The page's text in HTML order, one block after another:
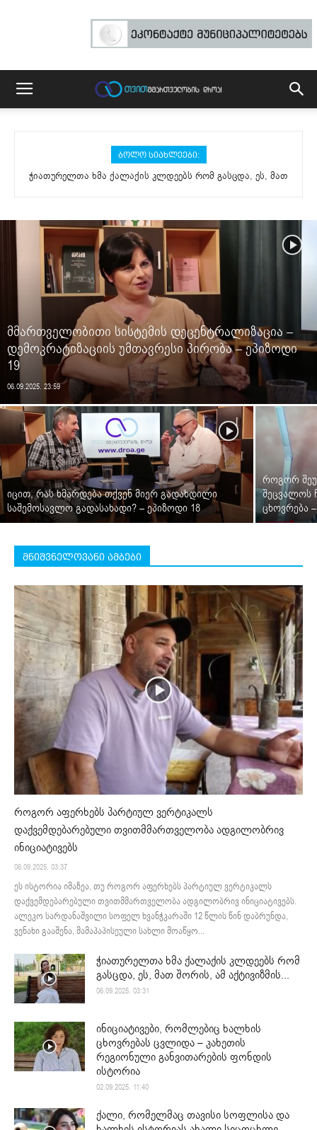
ᲑᲝᲚᲝ ᲡᲘᲐᲮᲚᲔᲔᲑᲘ:
ჭიათურელთა ხმა ქალაქის კლდეებს რომ გასცდა, ეს, მათ
ედენა – სოციალური საწარმო, რომელმაც ონს ახალი სიცოცხლე
მმართველობითი სისტემის დეცენტრალიზაცია –
დემოკრატიზაციის უმთავრესი პირობა – ეპიზოდი
19
06.09.2025. 23:59
იცით, რას ხმარდება თქვენ მიერ გადახდილი
საშემოსავლო გადასახადი? – ეპიზოდი 18
როგორ
შეცვალოს
ცხოვრება
მნიშვნელოვანი ამბები
როგორ აფერხებს პარტიულ ვერტიკალს
დაქვემდებარებული თვითმმართველობა ადგილობრივ
ინიციატივებს
06.09.2025. 03:37
ეს ისტორია იმაზეა, თუ როგორ აფერხებს პარტიულ ვერტიკალს
დაქვემდებარებული თვითმმართველობა ადგილობრივ ინიციატივებს.
ალეკო სარდანაშვილი სოფელ ხვანჭკარაში 12 წლის წინ დაბრუნდა,
ვენახი გააშენა, მამაპაპისეული სახლი მოაწყო...
ჭიათურელთა ხმა ქალაქის კლდეებს რომ
გასცდა, ეს, მათ შორის, ამ აქტივიზმის...
06.09.2025. 03:31
ინიციატივები, რომლებიც ხალხის
ცხოვრებას ცვლიდა – კახეთის
რეგიონული განვითარების ფონდის
ისტორია
02.09.2025. 11:40
ქალი, რომელმაც თავისი სოფლისა და